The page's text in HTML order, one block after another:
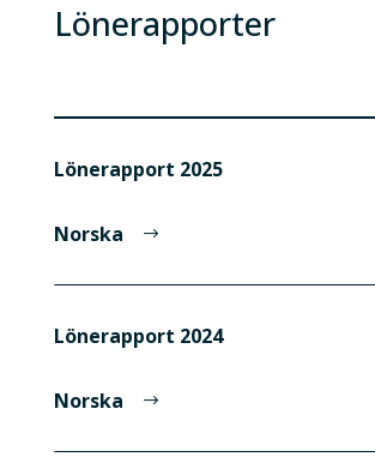
Lönerapporter
Lönerapport 2025
Norska
Lönerapport 2024
Norska